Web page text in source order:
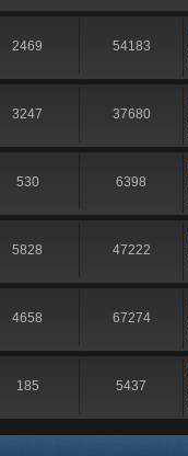
2469 54183
3247 37680
530 6398
5828 47222
4658 67274
185 5437